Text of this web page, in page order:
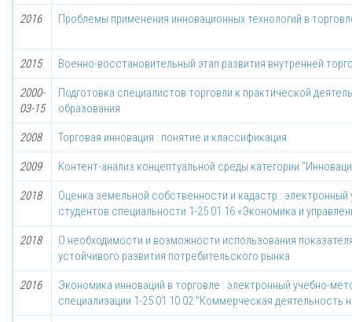
2016 Проблемы применения инновационных технологий в
2015 Военно-восстановительный этап развития внутренней
2000-
03-15
Подготовка специалистов торговли к практической
образования
2008 Торговая инновация : понятие и классификация
2009 Контент-анализ концептуальной среды категории
2018
Оценка земельной собственности и кадастр :
студентов специальности 1-25 01 16 «Экономика и
2018
О необходимости и возможности использования
устойчивого развития потребительского рынка
2016
Экономика инноваций в торговле : электронный учебно-
специализации 1-25 01 10 02 "Коммерческая деятельность